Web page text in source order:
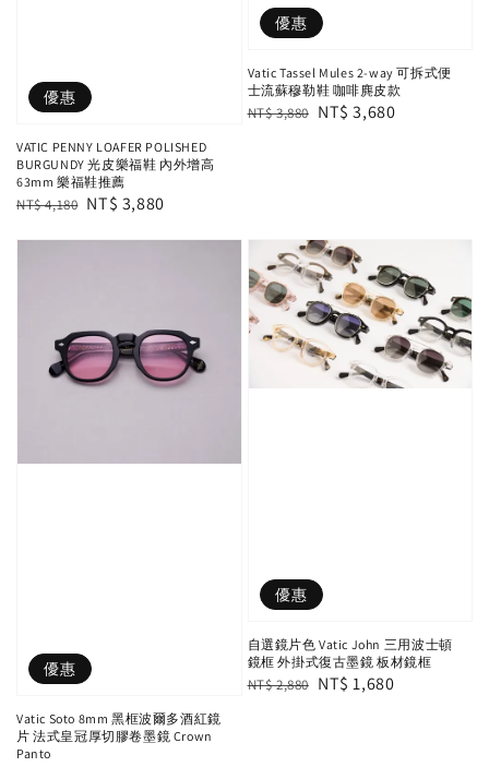
優惠
VATIC PENNY LOAFER POLISHED
BURGUNDY 光皮樂福鞋 內外增高
63mm 樂福鞋推薦
Regular
NT$ 4,180 Sale
NT$ 3,880
優惠
Vatic Tassel Mules 2-way 可拆式便
士流蘇穆勒鞋 咖啡麂皮款
Regular
NT$ 3,880 Sale
NT$ 3,680
優惠
Vatic Soto 8mm 黑框波爾多酒紅鏡
片 法式皇冠厚切膠卷墨鏡 Crown
Panto
優惠
自選鏡片色 Vatic John 三用波士頓
鏡框 外掛式復古墨鏡 板材鏡框
Regular
NT$ 2,880 Sale
NT$ 1,680